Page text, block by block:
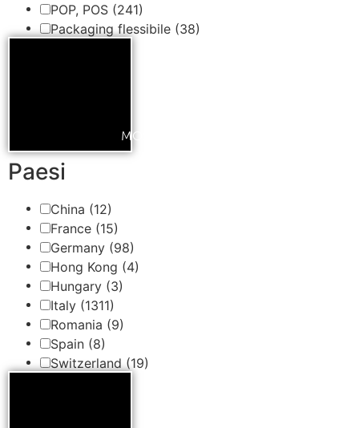
POP, POS (241)
Packaging flessibile (38)
MOSTRA DI PIÙ
Paesi
China (12)
France (15)
Germany (98)
Hong Kong (4)
Hungary (3)
Italy (1311)
Romania (9)
Spain (8)
Switzerland (19)